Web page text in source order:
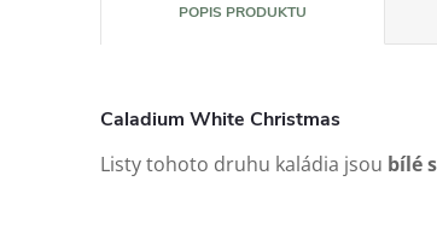
POPIS PRODUKTU
Caladium White Christmas
Listy tohoto druhu kaládia jsou bílé